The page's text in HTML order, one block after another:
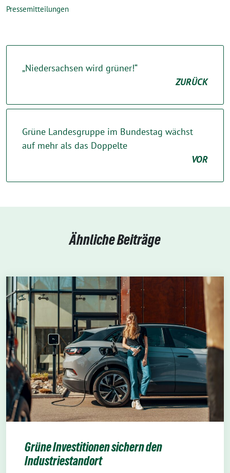
Pressemitteilungen
„Niedersachsen wird grüner!“
ZURÜCK
Grüne Landesgruppe im Bundestag wächst
auf mehr als das Doppelte
VOR
Ähnliche Beiträge
Grüne Investitionen sichern den
Industriestandort